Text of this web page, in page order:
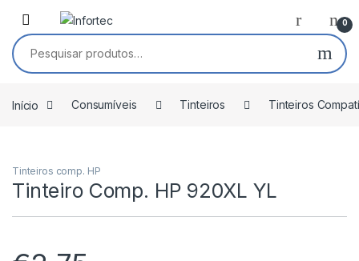
Saltar para navegação
Pular para o conteúdo
0
Pesquisar por:
Início Consumíveis Tinteiros Tinteiros
Tinteiros comp. HP
Tinteiro Comp. HP 920XL YL